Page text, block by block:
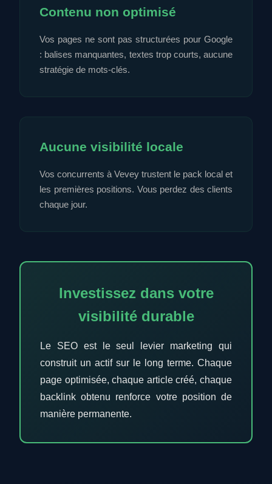
Contenu non optimisé
Vos pages ne sont pas structurées pour Google
: balises manquantes, textes trop courts, aucune
stratégie de mots-clés.
Aucune visibilité locale
Vos concurrents à Vevey trustent le pack local et
les premières positions. Vous perdez des clients
chaque jour.
Investissez dans votre
visibilité durable
Le SEO est le seul levier marketing qui
construit un actif sur le long terme. Chaque
page optimisée, chaque article créé, chaque
backlink obtenu renforce votre position de
manière permanente.